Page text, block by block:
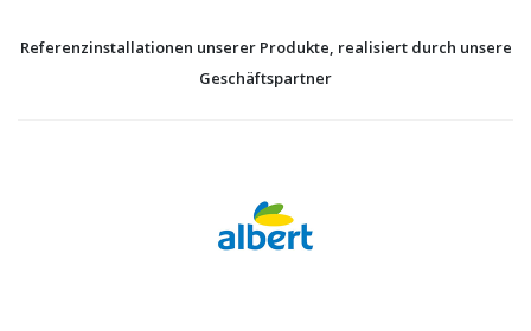
Referenzinstallationen unserer Produkte, realisiert durch unsere
Geschäftspartner